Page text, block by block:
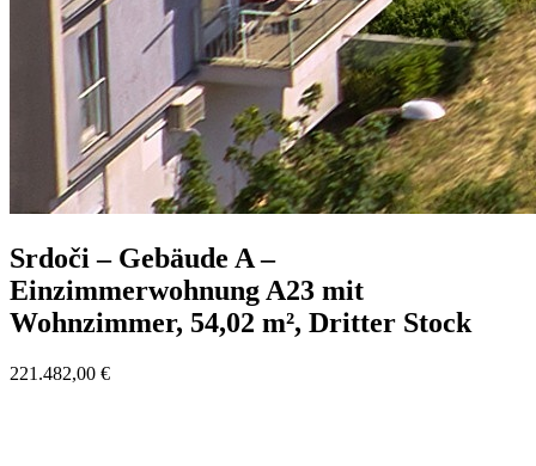
Srdoči – Gebäude A –
Einzimmerwohnung A23 mit
Wohnzimmer, 54,02 m², Dritter Stock
221.482,00 €